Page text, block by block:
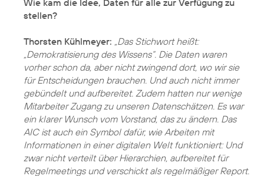
stellen?
Thorsten Kühlmeyer: „Das Stichwort heißt:
„Demokratisierung des Wissens“. Die Daten waren
vorher schon da, aber nicht zwingend dort, wo wir sie
für Entscheidungen brauchen. Und auch nicht immer
gebündelt und aufbereitet. Zudem hatten nur wenige
Mitarbeiter Zugang zu unseren Datenschätzen. Es war
ein klarer Wunsch vom Vorstand, das zu ändern. Das
AIC ist auch ein Symbol dafür, wie Arbeiten mit
Informationen in einer digitalen Welt funktioniert: Und
zwar nicht verteilt über Hierarchien, aufbereitet für
Regelmeetings und verschickt als regelmäßiger Report.